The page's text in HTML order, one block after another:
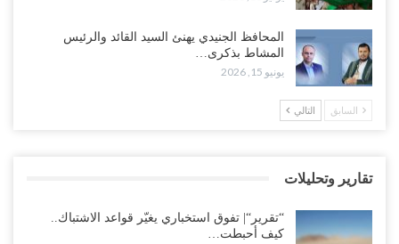
“تقرير“| عرب جورنال: استقالة مدير مكتب العليمي.. هل دخلت سلطة
الرئاسي مرحلة التفكك المؤسسي..!
أغسطس 5, 2026
حضرموت على حافة الانفجار.. اشتباكات قبلية مع فصائل سعودية
وسط معركة سعودية لإسقاط آخر معاقل الزبيدي.. القبائل تستنفر و”درع
الوطن” تبدأ الانتشار..!
أغسطس 5, 2026
المحافظ الجنيدي يهنئ السيد القائد والرئيس
المشاط بذكرى…
يونيو 15, 2026
السابق التالي
تقارير وتحليلات
“تقرير“| تفوق استخباري يغيّر قواعد الاشتباك..
كيف أحبطت…